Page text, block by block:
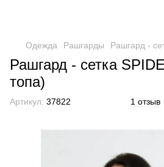
Одежда Рашгарды Рашгард -
Рашгард - сетка
топа)
Артикул: 37822 1 отзыв